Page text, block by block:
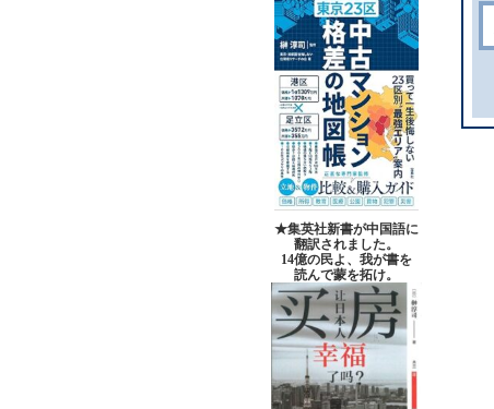
★集英社新書が中国語に
翻訳されました。
14億の民よ、我が書を
読んで蒙を拓け。